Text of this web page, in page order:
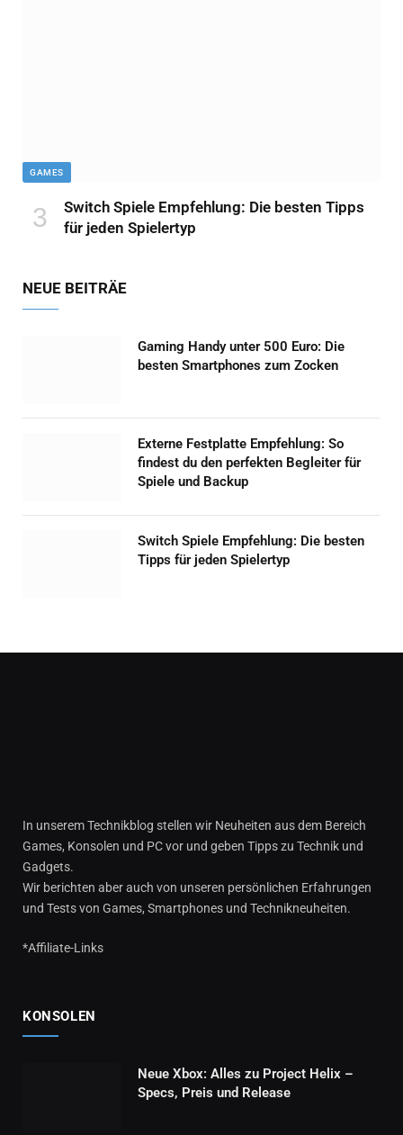
GAMES
Switch Spiele Empfehlung: Die besten Tipps
für jeden Spielertyp
NEUE BEITRÄE
Gaming Handy unter 500 Euro: Die
besten Smartphones zum Zocken
Externe Festplatte Empfehlung: So
findest du den perfekten Begleiter für
Spiele und Backup
Switch Spiele Empfehlung: Die besten
Tipps für jeden Spielertyp
In unserem Technikblog stellen wir Neuheiten aus dem Bereich
Games, Konsolen und PC vor und geben Tipps zu Technik und
Gadgets.
Wir berichten aber auch von unseren persönlichen Erfahrungen
und Tests von Games, Smartphones und Technikneuheiten.
*Affiliate-Links
KONSOLEN
Neue Xbox: Alles zu Project Helix –
Specs, Preis und Release